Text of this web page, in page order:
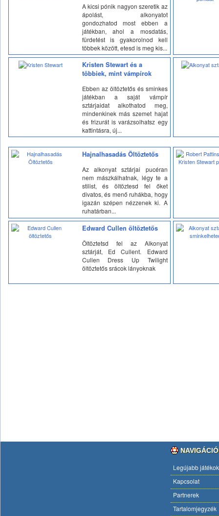
A kicsi pónik nagyon szeretik az
ápolást, alkonyatot
gondozhatod most ebben a
játékban, ahol a mosdatás,
fürdetést is gyakorolnod kell
többek között, etesd is meg kis...
Kristen Stewart és a
többiek, mint vámpírok
Ebben az öltöztetős és sminkes
játékban a saját vámpír
sztárjaidat alkothatod meg,
mindenkinek más szemet hajat
és frizurát is varázsolhatsz egy
kattintásra, új...
Hajnalhasadás Öltöztetős
Az alkonyat sztárjai pucéran
nem mászkálhatnak, légy te a
stilist, és öltöztesd fel őket
divatos, és menő ruhákba, hogy
igazán szépen nézzenek ki. A
ruhatárban...
Edward Cullen öltöztetős
Öltöztetsd fel az Alkonyat
sztárját, Ed Cullent. Edward
Cullen Dress Up Twilight
öltöztetős srácok lányoknak
Legújabb játékok
Kapcsolat
Partnerek
Tartalomjegyzék